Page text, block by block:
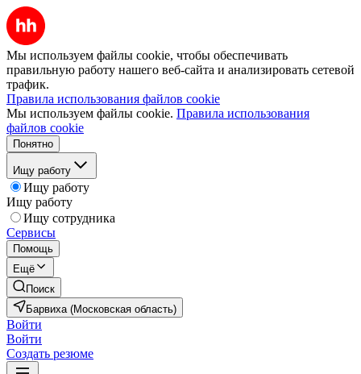
Мы используем файлы cookie, чтобы обеспечивать
правильную работу нашего веб-сайта и анализировать сетевой
трафик.
Правила использования файлов cookie
Мы используем файлы cookie. Правила использования
файлов cookie
Понятно
Ищу работу
Ищу работу
Ищу работу
Ищу сотрудника
Сервисы
Помощь
Ещё
Поиск
Барвиха (Московская область)
Войти
Войти
Создать резюме